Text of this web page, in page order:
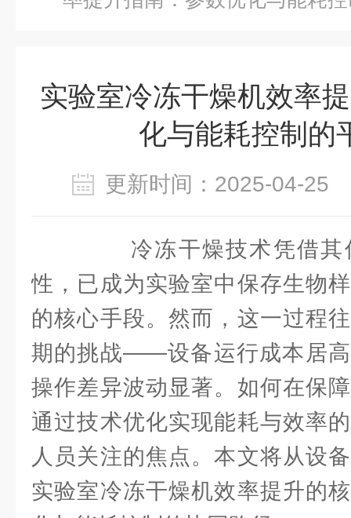
实验室冷冻干燥机效率
化与能耗控制的
更新时间：2025-04-
冷冻干燥技术凭借其
性，已成为实验室中保存生物
的核心手段。然而，这一过程
期的挑战——设备运行成本居
操作差异波动显著。如何在保
通过技术优化实现能耗与效率
人员关注的焦点。本文将从设
实验室冷冻干燥机效率提升的